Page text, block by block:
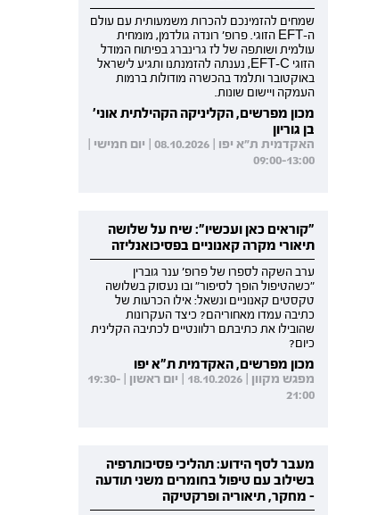
שמחים להזמינכם להכרות משמעותית עם עולם
ה-EFT הזוגי. פרופ' רונדה גולדמן, מומחית
עולמית ושותפה של לז גרינברג בפיתוח המודל
הזוגי EFT-C, נענתה להזמנתנו ותגיע לישראל
באוקטובר ותלמד בהכשרה מודולות ברמות
העמקה ויישום שונות.
מכון מפרשים, הקליניקה הקהילתית אוני'
בן גוריון
האקדמית ת"א יפו | 08.10.2026 | יום חמישי |
09:00-13:00
"קוראים כאן ועכשיו": שיח על שלושה
תיאורי מקרה קאנוניים בפסיכואנליזה
ערב השקה לספרו של פרופ' ענר גוברין
"כשהטיפול הופך לסיפור" ובו נעסוק בשלושה
טקסטים קאנוניים ונשאל: אילו הכרעות של
כתיבה עמדו מאחוריהם? כיצד העקרונות
שהובילו את כתיבתם רלוונטיים לכתיבה הקלינית
כיום?
מכון מפרשים, האקדמית ת"א יפו
מפגש מקוון | 18.10.2026 | יום ראשון | 19:30-
21:00
מעבר לסף הידוע: תהליכי פסיכותרפיה
בשילוב עם טיפול בחומרים משני תודעה
- מחקר, תיאוריה ופרקטיקה